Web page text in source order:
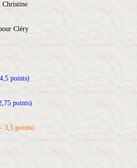
Christine
Cléry
points)
points)
3,5 points)